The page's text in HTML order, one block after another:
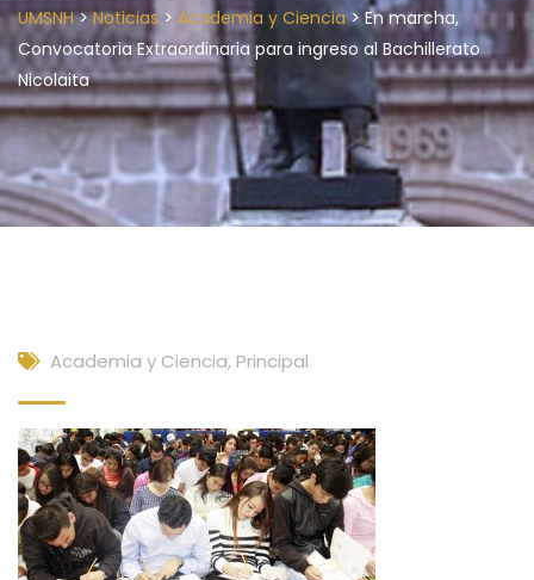
UMSNH>Noticias > Academia y Ciencia>En marcha,
Convocatoria Extraordinaria para ingreso al Bachillerato
Nicolaita
Academia y Ciencia, Principal